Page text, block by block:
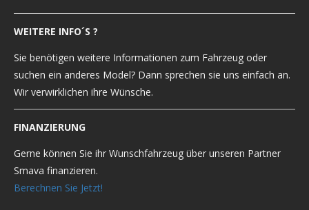
WEITERE INFO´S ?
Sie benötigen weitere Informationen zum Fahrzeug oder
suchen ein anderes Model? Dann sprechen sie uns einfach an.
Wir verwirklichen ihre Wünsche.
FINANZIERUNG
Gerne können Sie ihr Wunschfahrzeug über unseren Partner
Smava finanzieren.
Berechnen Sie Jetzt!